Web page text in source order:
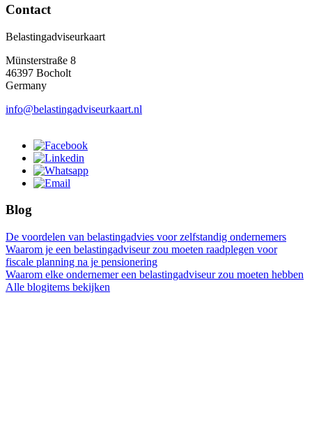
Contact
Belastingadviseurkaart
Münsterstraße 8
46397 Bocholt
Germany
info@belastingadviseurkaart.nl
Blog
De voordelen van belastingadvies voor zelfstandig ondernemers
Waarom je een belastingadviseur zou moeten raadplegen voor
fiscale planning na je pensionering
Waarom elke ondernemer een belastingadviseur zou moeten hebben
Alle blogitems bekijken